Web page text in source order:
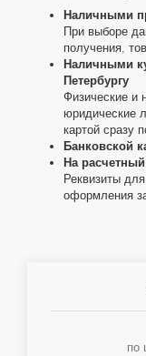
Наличными
При выборе
получения,
Наличными
Петербургу
Физические и
юридические
картой сразу
Банковской
На расчетный
Реквизиты
оформления
по